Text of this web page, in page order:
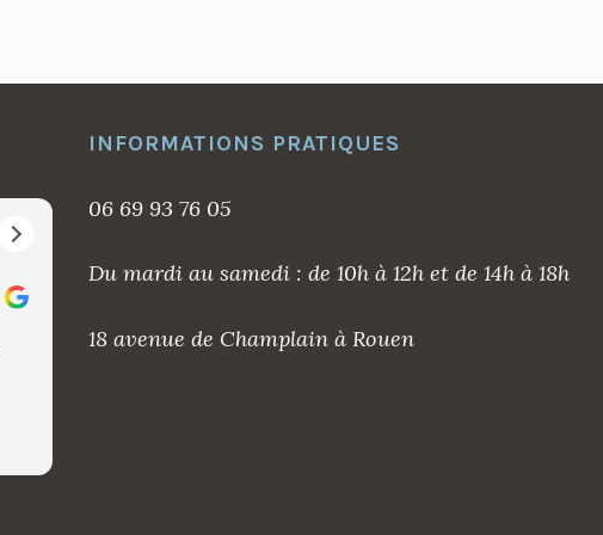
A l'écoute du client je suis très satisfait du travail
INFORMATIONS PRATIQUES
06 69 93 76 05
Du mardi au samedi : de 10h à 12h et de 14h à 18h
18 avenue de Champlain à Rouen